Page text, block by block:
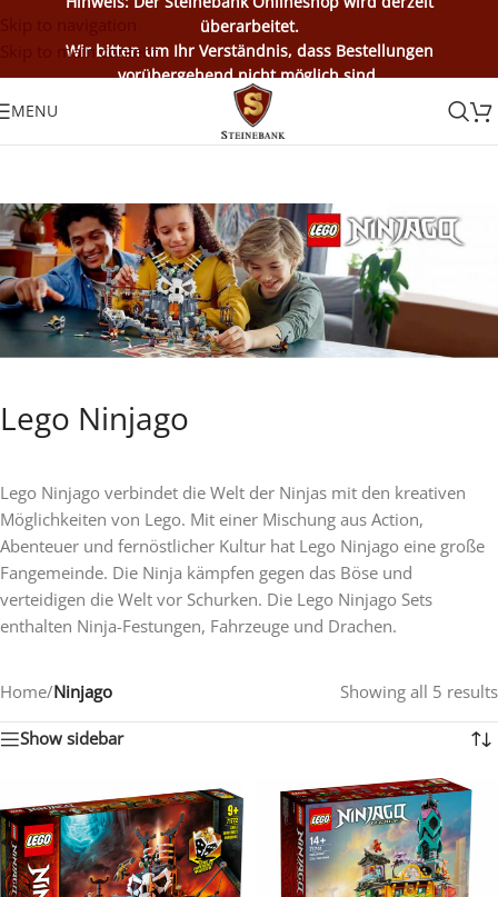
überarbeitet.
Wir bitten um Ihr Verständnis, dass Bestellungen
vorübergehend nicht möglich sind.
Skip to main content
MENU
Lego Ninjago
Lego Ninjago verbindet die Welt der Ninjas mit den kreativen
Möglichkeiten von Lego. Mit einer Mischung aus Action,
Abenteuer und fernöstlicher Kultur hat Lego Ninjago eine große
Fangemeinde. Die Ninja kämpfen gegen das Böse und
verteidigen die Welt vor Schurken. Die Lego Ninjago Sets
enthalten Ninja-Festungen, Fahrzeuge und Drachen.
Home/Ninjago Showing all 5 results
Show sidebar